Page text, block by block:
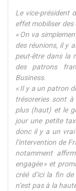
Le vice-président
effet mobiliser des
« On va
des réunions, il y
peut-être dans la
des patrons
Business.
« Il y a un patron
trésoreries sont à
plus (haut) et le
jour une petite
donc il y a un vrai
l’intervention de
notamment
engagée » et
créé d’ici la fin
n’est pas à la